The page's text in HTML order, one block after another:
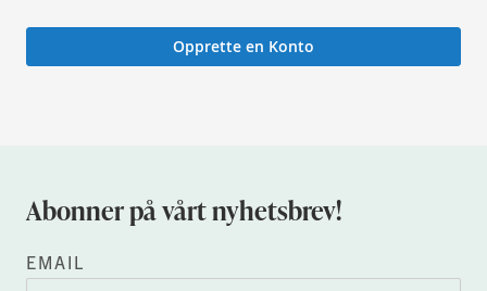
Opprette en Konto
Abonner på vårt nyhetsbrev!
EMAIL